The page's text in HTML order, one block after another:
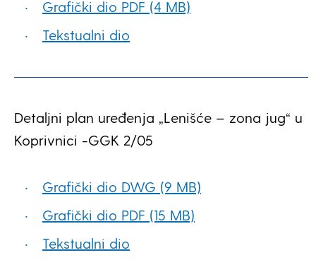
Grafički dio PDF (4 MB)
Tekstualni dio
Detaljni plan uređenja „Lenišće – zona jug“ u
Koprivnici -GGK 2/05
Grafički dio DWG (9 MB)
Grafički dio PDF (15 MB)
Tekstualni dio